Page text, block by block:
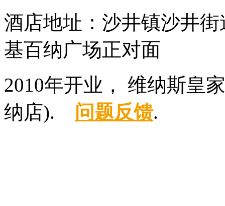
酒店地址：沙井镇沙井
基百纳广场正对面
2010年开业， 维纳斯皇
纳店). 问题反馈.